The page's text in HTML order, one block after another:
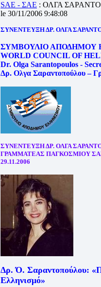
SAE - ΣΑΕ : ΟΛΓΑ
le 30/11/2006 9:48:08
ΣΥΝΕΝΤΕΥΞΗ ΔΡ. ΟΛΓΑ
ΣΥΜΒΟΥΛΙΟ ΑΠΟΔΗΜΟΥ
WORLD COUNCIL OF
Dr. Olga Sarantopoulos -
Δρ. Ολγα Σαραντοπούλου –
ΣΥΝΕΝΤΕΥΞΗ ΔΡ. ΟΛΓΑ
ΓΡΑΜΜΑΤΕΑΣ ΠΑΓΚΟΣΜΙΟΥ
29.11.2006
Δρ. Ό. Σαραντοπούλου:
Ελληνισμό»